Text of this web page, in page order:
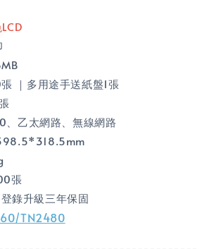
｜多用途手送紙盤1張
、乙太網路、無線網路
張
錄升級三年保固
TN2480